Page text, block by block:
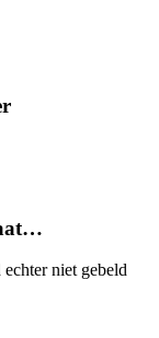
niet gebeld